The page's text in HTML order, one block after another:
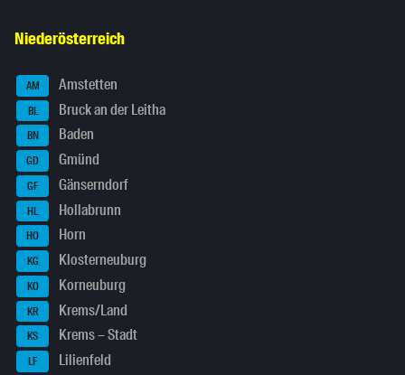
Niederösterreich
AM Amstetten
BL Bruck an der Leitha
BN Baden
GD Gmünd
GF Gänserndorf
HL Hollabrunn
HO Horn
KG Klosterneuburg
KO Korneuburg
KR Krems/Land
KS Krems – Stadt
LF Lilienfeld